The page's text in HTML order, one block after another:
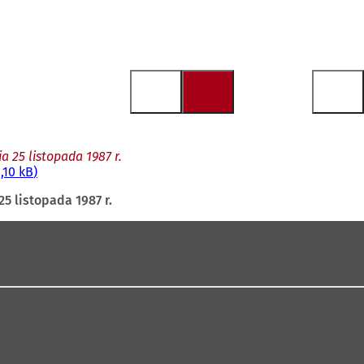
25 listopada 1987 r.
kB
listopada 1987 r.